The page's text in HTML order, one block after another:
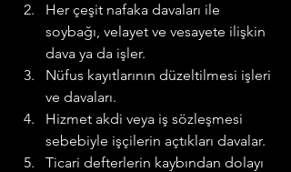
Her çeşit nafaka davaları ile
soybağı, velayet ve vesayete ilişkin
dava ya da işler.
Nüfus kayıtlarının düzeltilmesi işleri
ve davaları.
Hizmet akdi veya iş sözleşmesi
sebebiyle işçilerin açtıkları davalar.
Ticari defterlerin kaybından dolayı